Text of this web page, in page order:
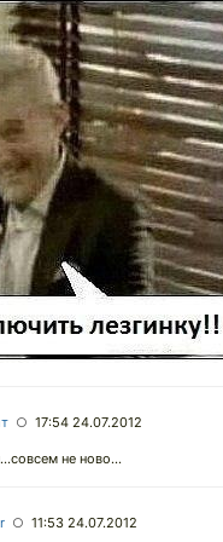
○ 17:54 24.07.2012
не ново...
○ 11:53 24.07.2012